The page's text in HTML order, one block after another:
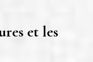
et les